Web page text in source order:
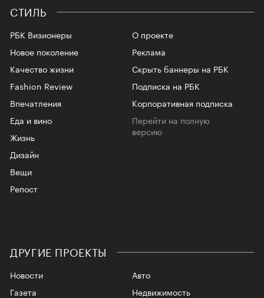
СТИЛЬ
РБК Визионеры
Новое поколение
Качество жизни
Fashion Review
Впечатления
Еда и вино
Жизнь
Дизайн
Вещи
Репост
О проекте
Реклама
Скрыть баннеры на РБК
Подписка на РБК
Корпоративная подписка
Перейти на полную
версию
ДРУГИЕ ПРОЕКТЫ
Новости
Газета
Авто
Недвижимость